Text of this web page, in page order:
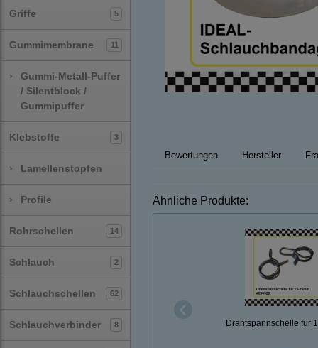
Griffe 5
Gummimembrane 11
›
Gummi-Metall-Puffer
/ Silentblock /
Gummipuffer
Klebstoffe 3
› Lamellenstopfen
› Profile
Rohrschellen 14
Schlauch 2
Schlauchschellen 62
Schlauchverbinder 8
Bewertungen Hersteller
Ähnliche Produkte:
Drahtspannschelle für